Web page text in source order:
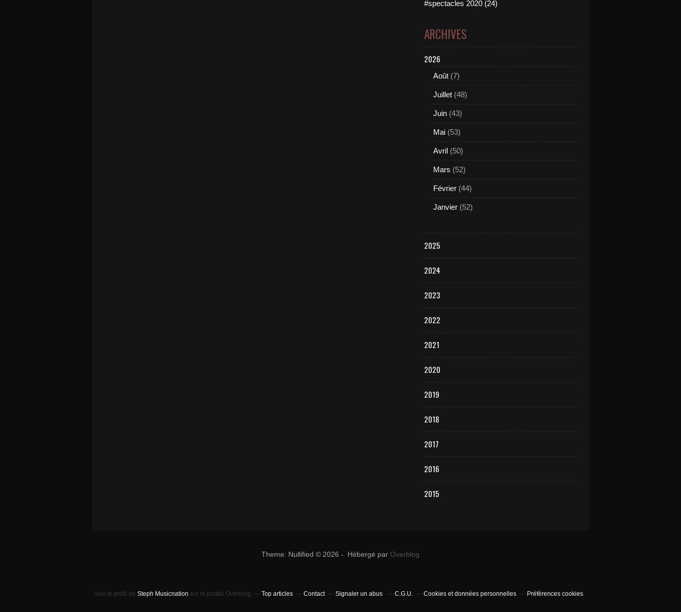
#spectacles 2020 (24)
ARCHIVES
2026
Août (7)
Juillet (48)
Juin (43)
Mai (53)
Avril (50)
Mars (52)
Février (44)
Janvier (52)
2025
2024
2023
2022
2021
2020
2019
2018
2017
2016
2015
Theme: Nullified © 2026 - Hébergé par Overblog
Voir le profil de Steph Musicnation sur le portail Overblog Top articles Contact Signaler un abus C.G.U. Cookies et données personnelles Préférences cookies